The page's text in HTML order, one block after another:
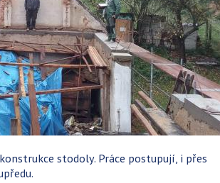
stodoly. Práce postupují, i přes